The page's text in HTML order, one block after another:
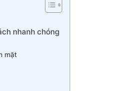
nhanh chóng
mặt